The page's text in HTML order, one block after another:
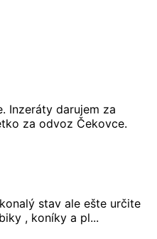
Inzeráty darujem za
za odvoz Čekovce.
stav ale ešte určite
, koníky a pl...